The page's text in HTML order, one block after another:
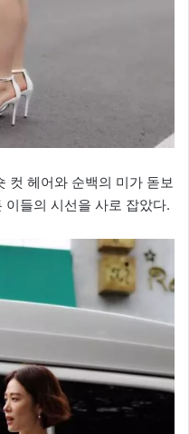
컷 헤어와 순백의 미가 돋보
들의 시선을 사로 잡았다.